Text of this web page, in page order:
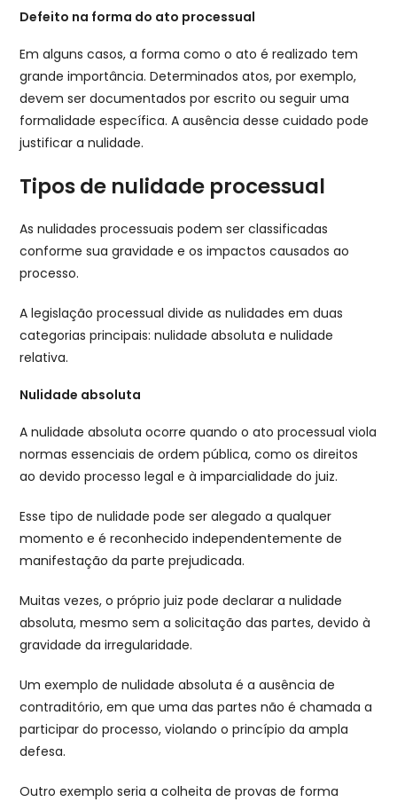
Defeito na forma do ato processual
Em alguns casos, a forma como o ato é realizado tem
grande importância. Determinados atos, por exemplo,
devem ser documentados por escrito ou seguir uma
formalidade específica. A ausência desse cuidado pode
justificar a nulidade.
Tipos de nulidade processual
As nulidades processuais podem ser classificadas
conforme sua gravidade e os impactos causados ao
processo.
A legislação processual divide as nulidades em duas
categorias principais: nulidade absoluta e nulidade
relativa.
Nulidade absoluta
A nulidade absoluta ocorre quando o ato processual viola
normas essenciais de ordem pública, como os direitos
ao devido processo legal e à imparcialidade do juiz.
Esse tipo de nulidade pode ser alegado a qualquer
momento e é reconhecido independentemente de
manifestação da parte prejudicada.
Muitas vezes, o próprio juiz pode declarar a nulidade
absoluta, mesmo sem a solicitação das partes, devido à
gravidade da irregularidade.
Um exemplo de nulidade absoluta é a ausência de
contraditório, em que uma das partes não é chamada a
participar do processo, violando o princípio da ampla
defesa.
Outro exemplo seria a colheita de provas de forma